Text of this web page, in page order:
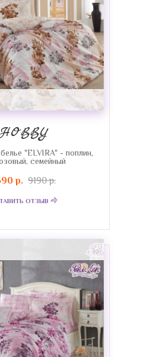
"ELVIRA" - поплин,
семейный
р. 9190 р.
ОТЗЫВ